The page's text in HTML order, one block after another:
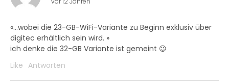
«…wobei die 23-GB-WiFi-Variante zu Beginn exklusiv über
digitec erhältlich sein wird. »
ich denke die 32-GB Variante ist gemeint 😉
Like Antworten